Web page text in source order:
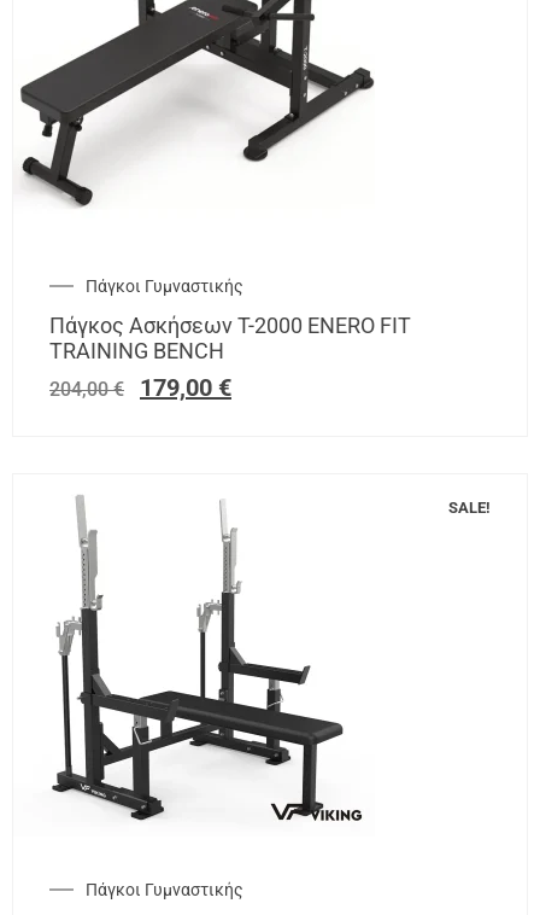
Πάγκοι Γυμναστικής
Πάγκος Ασκήσεων T-2000 ENERO FIT
TRAINING BENCH
204,00€ 179,00 €
SALE!
Πάγκοι Γυμναστικής